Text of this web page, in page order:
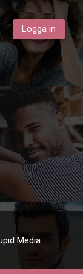
Logga in
Media